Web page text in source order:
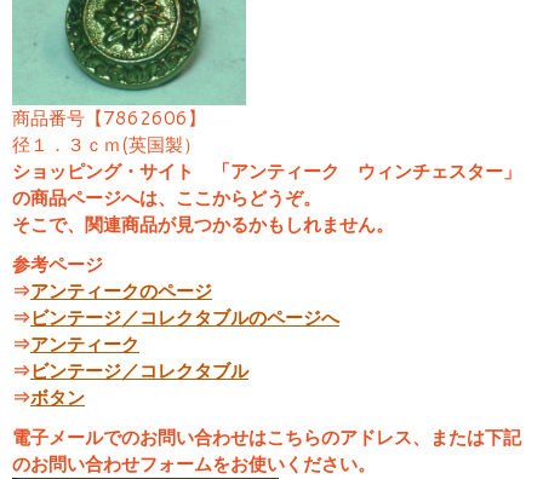
商品番号【7862606】
径１．３ｃｍ(英国製）
ショッピング・サイト 「アンティーク ウィンチェスター」
の商品ページへは、ここからどうぞ。
そこで、関連商品が見つかるかもしれません。
参考ページ
⇒アンティークのページ
⇒ビンテージ／コレクタブルのページへ
⇒アンティーク
⇒ビンテージ／コレクタブル
⇒ボタン
電子メールでのお問い合わせはこちらのアドレス、または下記
のお問い合わせフォームをお使いください。